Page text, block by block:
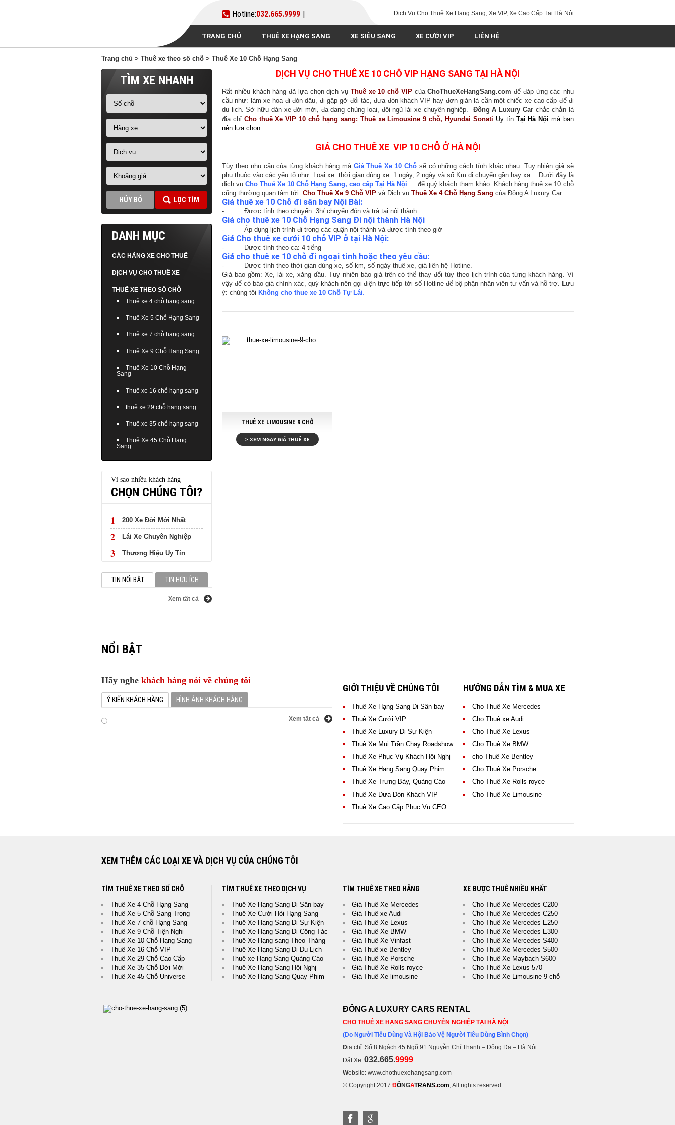
Hotline:032.665.9999 | Dịch Vụ Cho Thuê Xe Hạng Sang, Xe VIP, Xe Cao Cấp Tại Hà Nội
TRANG CHỦ THUÊ XE HẠNG SANG XE SIÊU SANG XE CƯỚI VIP LIÊN HỆ
Trang chủ > Thuê xe theo số chỗ > Thuê Xe 10 Chỗ Hạng Sang
TÌM XE NHANH
DANH MỤC
CÁC HÃNG XE CHO THUÊ
DỊCH VỤ CHO THUÊ XE
THUÊ XE THEO SỐ CHỖ
Thuê xe 4 chỗ hạng sang
Thuê Xe 5 Chỗ Hạng Sang
Thuê xe 7 chỗ hạng sang
Thuê Xe 9 Chỗ Hạng Sang
Thuê Xe 10 Chỗ Hạng
Sang
Thuê xe 16 chỗ hạng sang
thuê xe 29 chỗ hạng sang
Thuê xe 35 chỗ hạng sang
Thuê Xe 45 Chỗ Hạng
Sang
Vì sao nhiều khách hàng
CHỌN CHÚNG TÔI?
1 200 Xe Đời Mới Nhất
2 Lái Xe Chuyên Nghiệp
3 Thương Hiệu Uy Tín
TIN NỔI BẬT TIN HỮU ÍCH
Xem tất cả
DỊCH VỤ CHO THUÊ XE 10 CHỖ VIP HẠNG SANG TẠI HÀ NỘI
Rất nhiều khách hàng đã lựa chọn dịch vụ Thuê xe 10 chỗ VIPcủaChoThueXeHangSang.com để đáp ứng các nhu
cầu như: làm xe hoa đi đón dâu, đi gặp gỡ đối tác, đưa đón khách VIP hay đơn giản là cần một chiếc xe cao cấp để đi
du lịch. Sở hữu dàn xe đời mới, đa dạng chủng loại, đội ngũ lái xe chuyên nghiệp. Đông A Luxury Carchắc chắn là
địa chỉ Cho thuê Xe VIP 10 chỗ hạng sang: Thuê xe Limousine 9 chỗ, Hyundai Sonati Uy tín Tại Hà Nội mà bạn
nên lựa chọn.
GIÁ CHO THUÊ XE VIP 10 CHỖ Ở HÀ NỘI
Tùy theo nhu cầu của từng khách hàng mà Giá Thuê Xe 10 Chỗsẽ có những cách tính khác nhau. Tuy nhiên giá sẽ
phụ thuộc vào các yếu tố như: Loại xe: thời gian dùng xe: 1 ngày, 2 ngày và số Km di chuyển gần hay xa… Dưới đây là
dịch vụ Cho Thuê Xe 10 Chỗ Hạng Sang, cao cấp Tại Hà Nội … để quý khách tham khảo. Khách hàng thuê xe 10 chỗ
cũng thường quan tâm tới: Cho Thuê Xe 9 Chỗ VIP và Dịch vụ Thuê Xe 4 Chỗ Hạng Sang của Đông A Luxury Car
Giá thuê xe 10 Chỗ đi sân bay Nội Bài:
- Được tính theo chuyến: 3h/ chuyến đón và trả tại nội thành
Giá cho thuê xe 10 Chỗ Hạng Sang Đi nội thành Hà Nội
- Áp dụng lịch trình đi trong các quận nội thành và được tính theo giờ
Giá Cho thuê xe cưới 10 chỗ VIP ở tại Hà Nội:
- Được tính theo ca: 4 tiếng
Giá cho thuê xe 10 chỗ đi ngoại tỉnh hoặc theo yêu cầu:
- Được tính theo thời gian dùng xe, số km, số ngày thuê xe, giá liên hệ Hotline.
Giá bao gồm: Xe, lái xe, xăng dầu. Tuy nhiên báo giá trên có thể thay đổi tùy theo lịch trình của từng khách hàng. Vì
vậy để có báo giá chính xác, quý khách nên gọi điện trực tiếp tới số Hotline để bộ phận nhân viên tư vấn và hỗ trợ. Lưu
ý: chúng tôi Không cho thue xe 10 Chỗ Tự Lái.
THUÊ XE LIMOUSINE 9 CHỖ
> XEM NGAY GIÁ THUÊ XE
NỔI BẬT
> XEM NGAY GIÁ THUÊ XE > XEM NGAY GIÁ THUÊ XE
Hãy nghe khách hàng nói về chúng tôi
Ý KIẾN KHÁCH HÀNG HÌNH ẢNH KHÁCH HÀNG
Xem tất cả Xem
GIỚI THIỆU VỀ CHÚNG TÔI
Thuê Xe Hạng Sang Đi Sân bay
Thuê Xe Cưới VIP
Thuê Xe Luxury Đi Sự Kiện
Thuê Xe Mui Trần Chạy Roadshow
Thuê Xe Phục Vụ Khách Hội Nghị
Thuê Xe Hạng Sang Quay Phim
Thuê Xe Trưng Bày, Quảng Cáo
Thuê Xe Đưa Đón Khách VIP
Thuê Xe Cao Cấp Phục Vụ CEO
HƯỚNG DẪN TÌM & MUA XE
Cho Thuê Xe Mercedes
Cho Thuê xe Audi
Cho Thuê Xe Lexus
Cho Thuê Xe BMW
cho Thuê Xe Bentley
Cho Thuê Xe Porsche
Cho Thuê Xe Rolls royce
Cho Thuê Xe Limousine
XEM THÊM CÁC LOẠI XE VÀ DỊCH VỤ CỦA CHÚNG TÔI
TÌM THUÊ XE THEO SỐ CHỖ
Thuê Xe 4 Chỗ Hạng Sang
Thuê Xe 5 Chỗ Sang Trọng
Thuê Xe 7 chỗ Hạng Sang
Thuê Xe 9 Chỗ Tiện Nghi
Thuê Xe 10 Chỗ Hạng Sang
Thuê Xe 16 Chỗ VIP
Thuê Xe 29 Chỗ Cao Cấp
Thuê Xe 35 Chỗ Đời Mới
Thuê Xe 45 Chỗ Universe
TÌM THUÊ XE THEO DỊCH VỤ
Thuê Xe Hạng Sang Đi Sân bay
Thuê Xe Cưới Hỏi Hạng Sang
Thuê Xe Hạng Sang Đi Sự Kiện
Thuê Xe Hạng Sang Đi Công Tác
Thuê Xe Hạng sang Theo Tháng
Thuê Xe Hạng Sang Đi Du Lịch
Thuê xe Hạng Sang Quảng Cáo
Thuê Xe Hạng Sang Hội Nghị
Thuê Xe Hạng Sang Quay Phim
TÌM THUÊ XE THEO HÃNG
Giá Thuê Xe Mercedes
Giá Thuê xe Audi
Giá Thuê Xe Lexus
Giá Thuê Xe BMW
Giá Thuê Xe Vinfast
Giá Thuê xe Bentley
Giá Thuê Xe Porsche
Giá Thuê Xe Rolls royce
Giá Thuê Xe limousine
XE ĐƯỢC THUÊ NHIỀU NHẤT
Cho Thuê Xe Mercedes C200
Cho Thuê Xe Mercedes C250
Cho Thuê Xe Mercedes E250
Cho Thuê Xe Mercedes E300
Cho Thuê Xe Mercedes S400
Cho Thuê Xe Mercedes S500
Cho Thuê Xe Maybach S600
Cho Thuê Xe Lexus 570
Cho Thuê Xe Limousine 9 chỗ
ĐÔNG A LUXURY CARS RENTAL
CHO THUÊ XE HẠNG SANG CHUYÊN NGHIỆP TẠI HÀ NỘI
(Do Người Tiêu Dùng Và Hội Bảo Vệ Người Tiêu Dùng Bình Chọn)
Địa chỉ: Số 8 Ngách 45 Ngõ 91 Nguyễn Chí Thanh – Đống Đa – Hà Nội
Đặt Xe: 032.665.9999
Website: www.chothuexehangsang.com
© Copyright 2017 ĐÔNGATRANS.com, All rights reserved